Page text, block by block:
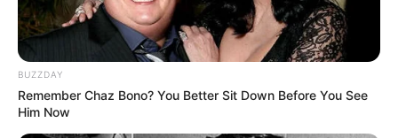
BUZZDAY
Remember Chaz Bono? You Better Sit Down Before You See
Him Now